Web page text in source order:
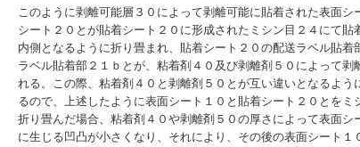
このように剥離可能層３０によって剥離可能に貼着された表面シ
シート２０とが貼着シート２０に形成されたミシン目２４にて貼
内側となるように折り畳まれ、貼着シート２０の配送ラベル貼着
ラベル貼着部２１ｂとが、粘着剤４０及び剥離剤５０によって剥
れる。この際、粘着剤４０と剥離剤５０とが互い違いとなるよう
るので、上述したように表面シート１０と貼着シート２０とをミ
折り畳んだ場合、粘着剤４０や剥離剤５０の厚さによって表面シ
に生じる凹凸が小さくなり、それにより、その後の表面シート１